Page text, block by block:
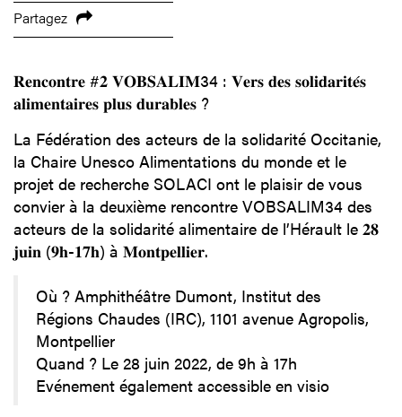
Partagez
𝐑𝐞𝐧𝐜𝐨𝐧𝐭𝐫𝐞 #𝟐 𝐕𝐎𝐁𝐒𝐀𝐋𝐈𝐌34 : 𝐕𝐞𝐫𝐬 𝐝𝐞𝐬 𝐬𝐨𝐥𝐢𝐝𝐚𝐫𝐢𝐭𝐞́𝐬
𝐚𝐥𝐢𝐦𝐞𝐧𝐭𝐚𝐢𝐫𝐞𝐬 𝐩𝐥𝐮𝐬 𝐝𝐮𝐫𝐚𝐛𝐥𝐞𝐬 ?
La Fédération des acteurs de la solidarité Occitanie,
la Chaire Unesco Alimentations du monde et le
projet de recherche SOLACI ont le plaisir de vous
convier à la deuxième rencontre VOBSALIM34 des
acteurs de la solidarité alimentaire de l’Hérault le 𝟐𝟖
𝐣𝐮𝐢𝐧 (𝟗𝐡-𝟏𝟕𝐡) à 𝐌𝐨𝐧𝐭𝐩𝐞𝐥𝐥𝐢𝐞𝐫.
Où ? Amphithéâtre Dumont, Institut des
Régions Chaudes (IRC), 1101 avenue Agropolis,
Montpellier
Quand ? Le 28 juin 2022, de 9h à 17h
Evénement également accessible en visio